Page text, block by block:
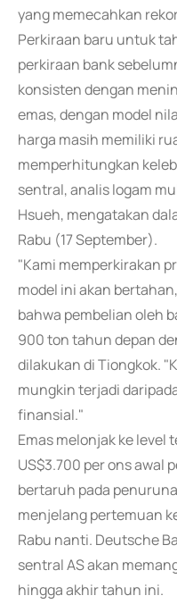
yang memecahkan
Perkiraan baru untuk
perkiraan bank
konsisten dengan
emas, dengan model
harga masih memiliki
memperhitungkan
sentral, analis logam
Hsueh, mengatakan
Rabu (17 September).
"Kami memperkirakan
model ini akan
bahwa pembelian oleh
900 ton tahun depan
dilakukan di Tiongkok.
mungkin terjadi
finansial."
Emas melonjak ke level
US$3.700 per ons awal
bertaruh pada
menjelang pertemuan
Rabu nanti. Deutsche
sentral AS akan
hingga akhir tahun ini.